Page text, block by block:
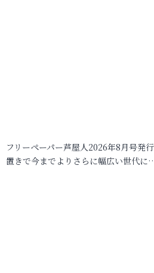
フリーペーパー芦屋人2026年8月号発
置きで今までよりさらに幅広い世代に